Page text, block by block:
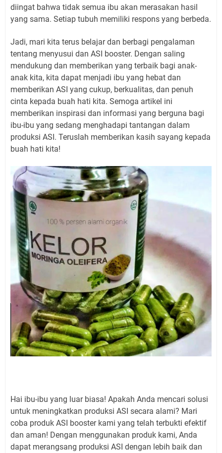
diingat bahwa tidak semua ibu akan merasakan hasil
yang sama. Setiap tubuh memiliki respons yang berbeda.
Jadi, mari kita terus belajar dan berbagi pengalaman
tentang menyusui dan ASI booster. Dengan saling
mendukung dan memberikan yang terbaik bagi anak-
anak kita, kita dapat menjadi ibu yang hebat dan
memberikan ASI yang cukup, berkualitas, dan penuh
cinta kepada buah hati kita. Semoga artikel ini
memberikan inspirasi dan informasi yang berguna bagi
ibu-ibu yang sedang menghadapi tantangan dalam
produksi ASI. Teruslah memberikan kasih sayang kepada
buah hati kita!
Hai ibu-ibu yang luar biasa! Apakah Anda mencari solusi
untuk meningkatkan produksi ASI secara alami? Mari
coba produk ASI booster kami yang telah terbukti efektif
dan aman! Dengan menggunakan produk kami, Anda
dapat merangsang produksi ASI dengan lebih baik dan